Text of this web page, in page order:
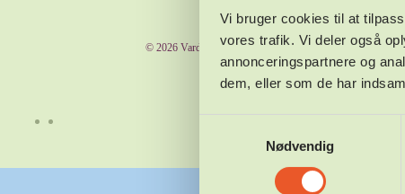
Vi bruger cookies til at
vores trafik. Vi deler også
annonceringspartnere og
dem, eller som de har
Nødvendig
© 2026Varde Open Air. Alle rettigheder forbeholdes.